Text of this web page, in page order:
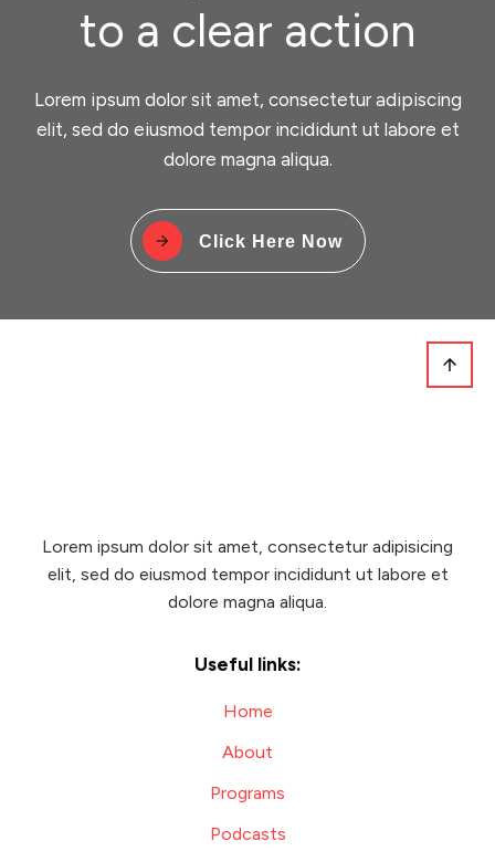
to a clear action
Lorem ipsum dolor sit amet, consectetur adipiscing
elit, sed do eiusmod tempor incididunt ut labore et
dolore magna aliqua.
Click Here Now
Lorem ipsum dolor sit amet, consectetur adipisicing
elit, sed do eiusmod tempor incididunt ut labore et
dolore magna aliqua.
Useful links:
Home
About
Programs
Podcasts